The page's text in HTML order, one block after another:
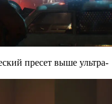
пресет выше ультра-